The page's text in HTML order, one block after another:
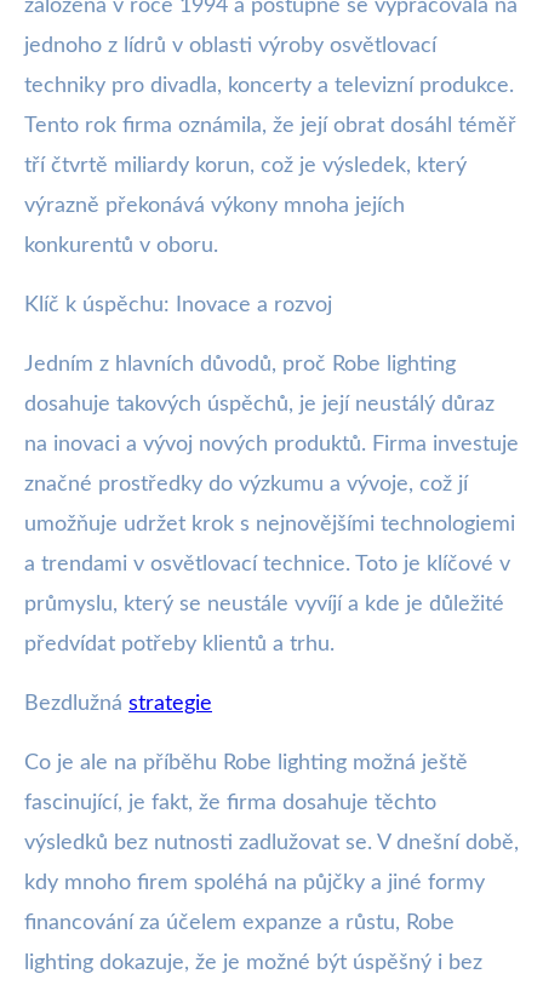
založena v roce 1994 a postupně se vypracovala na
jednoho z lídrů v oblasti výroby osvětlovací
techniky pro divadla, koncerty a televizní produkce.
Tento rok firma oznámila, že její obrat dosáhl téměř
tří čtvrtě miliardy korun, což je výsledek, který
výrazně překonává výkony mnoha jejích
konkurentů v oboru.
Klíč k úspěchu: Inovace a rozvoj
Jedním z hlavních důvodů, proč Robe lighting
dosahuje takových úspěchů, je její neustálý důraz
na inovaci a vývoj nových produktů. Firma investuje
značné prostředky do výzkumu a vývoje, což jí
umožňuje udržet krok s nejnovějšími technologiemi
a trendami v osvětlovací technice. Toto je klíčové v
průmyslu, který se neustále vyvíjí a kde je důležité
předvídat potřeby klientů a trhu.
Bezdlužná strategie
Co je ale na příběhu Robe lighting možná ještě
fascinující, je fakt, že firma dosahuje těchto
výsledků bez nutnosti zadlužovat se. V dnešní době,
kdy mnoho firem spoléhá na půjčky a jiné formy
financování za účelem expanze a růstu, Robe
lighting dokazuje, že je možné být úspěšný i bez